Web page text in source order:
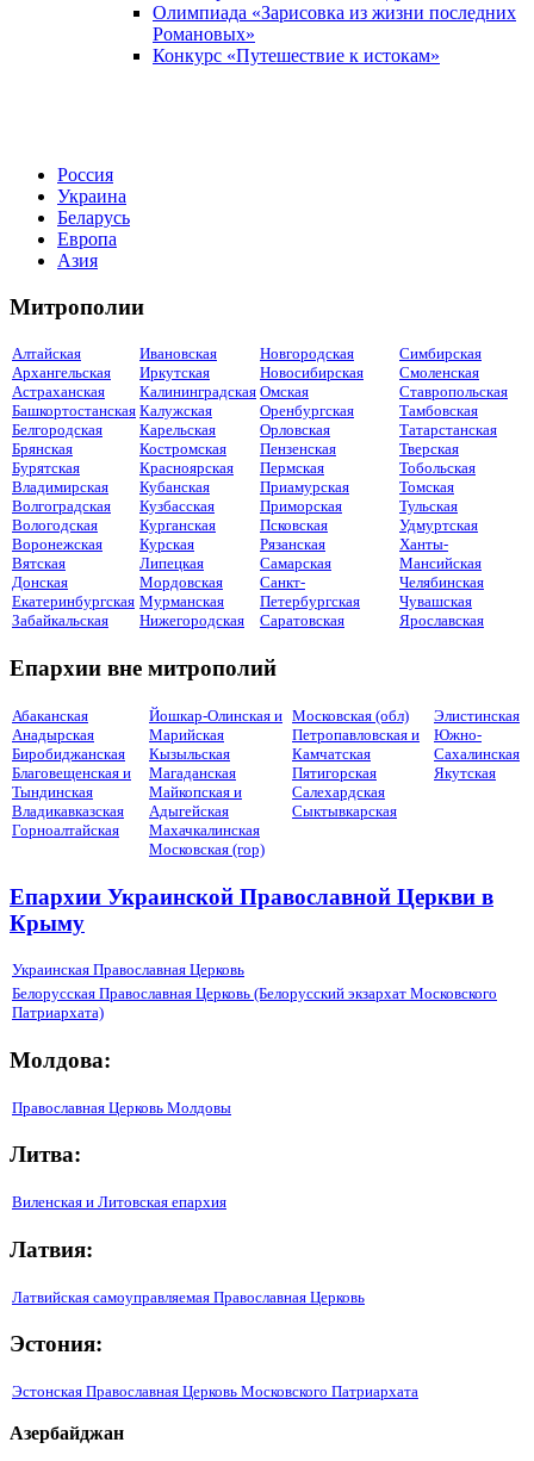
Олимпиада «Зарисовка из жизни последних
Романовых»
Конкурс «Путешествие к истокам»
Россия
Украина
Беларусь
Европа
Азия
Митрополии
Алтайская
Архангельская
Астраханская
Башкортостанская
Белгородская
Брянская
Бурятская
Владимирская
Волгоградская
Вологодская
Воронежская
Вятская
Донская
Екатеринбургская
Забайкальская
Ивановская
Иркутская
Калининградская
Калужская
Карельская
Костромская
Красноярская
Кубанская
Кузбасская
Курганская
Курская
Липецкая
Мордовская
Мурманская
Нижегородская
Новгородская
Новосибирская
Омская
Оренбургская
Орловская
Пензенская
Пермская
Приамурская
Приморская
Псковская
Рязанская
Самарская
Санкт-
Петербургская
Саратовская
Симбирская
Смоленская
Ставропольская
Тамбовская
Татарстанская
Тверская
Тобольская
Томская
Тульская
Удмуртская
Ханты-
Мансийская
Челябинская
Чувашская
Ярославская
Епархии вне митрополий
Абаканская
Анадырская
Биробиджанская
Благовещенская и
Тындинская
Владикавказская
Горноалтайская
Йошкар-Олинская и
Марийская
Кызыльская
Магаданская
Майкопская и
Адыгейская
Махачкалинская
Московская (гор)
Московская (обл)
Петропавловская и
Камчатская
Пятигорская
Салехардская
Сыктывкарская
Элистинская
Южно-
Сахалинская
Якутская
Епархии Украинской Православной Церкви в
Крыму
Украинская Православная Церковь
Белорусская Православная Церковь (Белорусский экзархат Московского
Патриархата)
Молдова:
Православная Церковь Молдовы
Литва:
Виленская и Литовская епархия
Латвия:
Латвийская самоуправляемая Православная Церковь
Эстония:
Эстонская Православная Церковь Московского Патриархата
Азербайджан